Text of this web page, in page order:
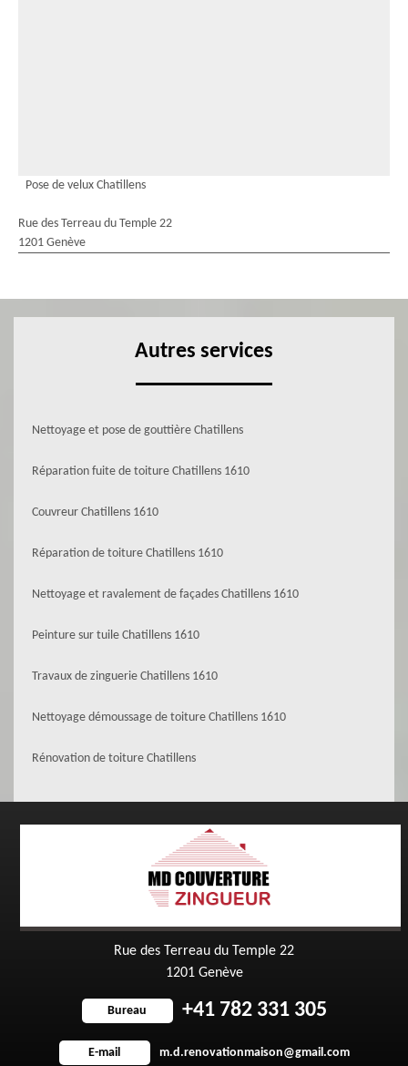
Pose de velux Chatillens
Rue des Terreau du Temple 22
1201 Genève
Autres services
Nettoyage et pose de gouttière Chatillens
Réparation fuite de toiture Chatillens 1610
Couvreur Chatillens 1610
Réparation de toiture Chatillens 1610
Nettoyage et ravalement de façades Chatillens 1610
Peinture sur tuile Chatillens 1610
Travaux de zinguerie Chatillens 1610
Nettoyage démoussage de toiture Chatillens 1610
Rénovation de toiture Chatillens
Rue des Terreau du Temple 22
1201 Genève
Bureau +41 782 331 305
E-mail m.d.renovationmaison@gmail.com